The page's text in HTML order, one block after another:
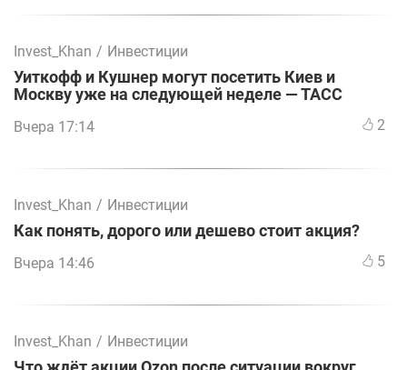
Invest_Khan / Инвестиции
Уиткофф и Кушнер могут посетить Киев и
Москву уже на следующей неделе — ТАСС
Вчера 17:14 2
Invest_Khan / Инвестиции
Как понять, дорого или дешево стоит акция?
Вчера 14:46 5
Invest_Khan / Инвестиции